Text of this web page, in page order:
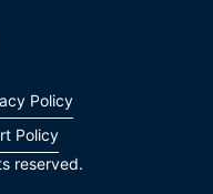
reserved.
Policy
Policy